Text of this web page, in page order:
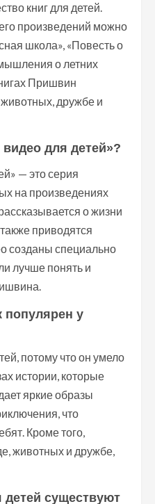
книг для детей.
произведений можно
школа», «Повесть о
о летних
Пришвин
дружбе и
для детей»?
— это серия
на произведениях
о жизни
приводятся
созданы специально
лучше понять и
популярен у
потому что он умело
истории, которые
яркие образы
что
Кроме того,
животных и дружбе,
детей существуют